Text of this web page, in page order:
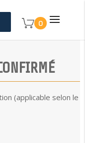
0
(applicable selon le